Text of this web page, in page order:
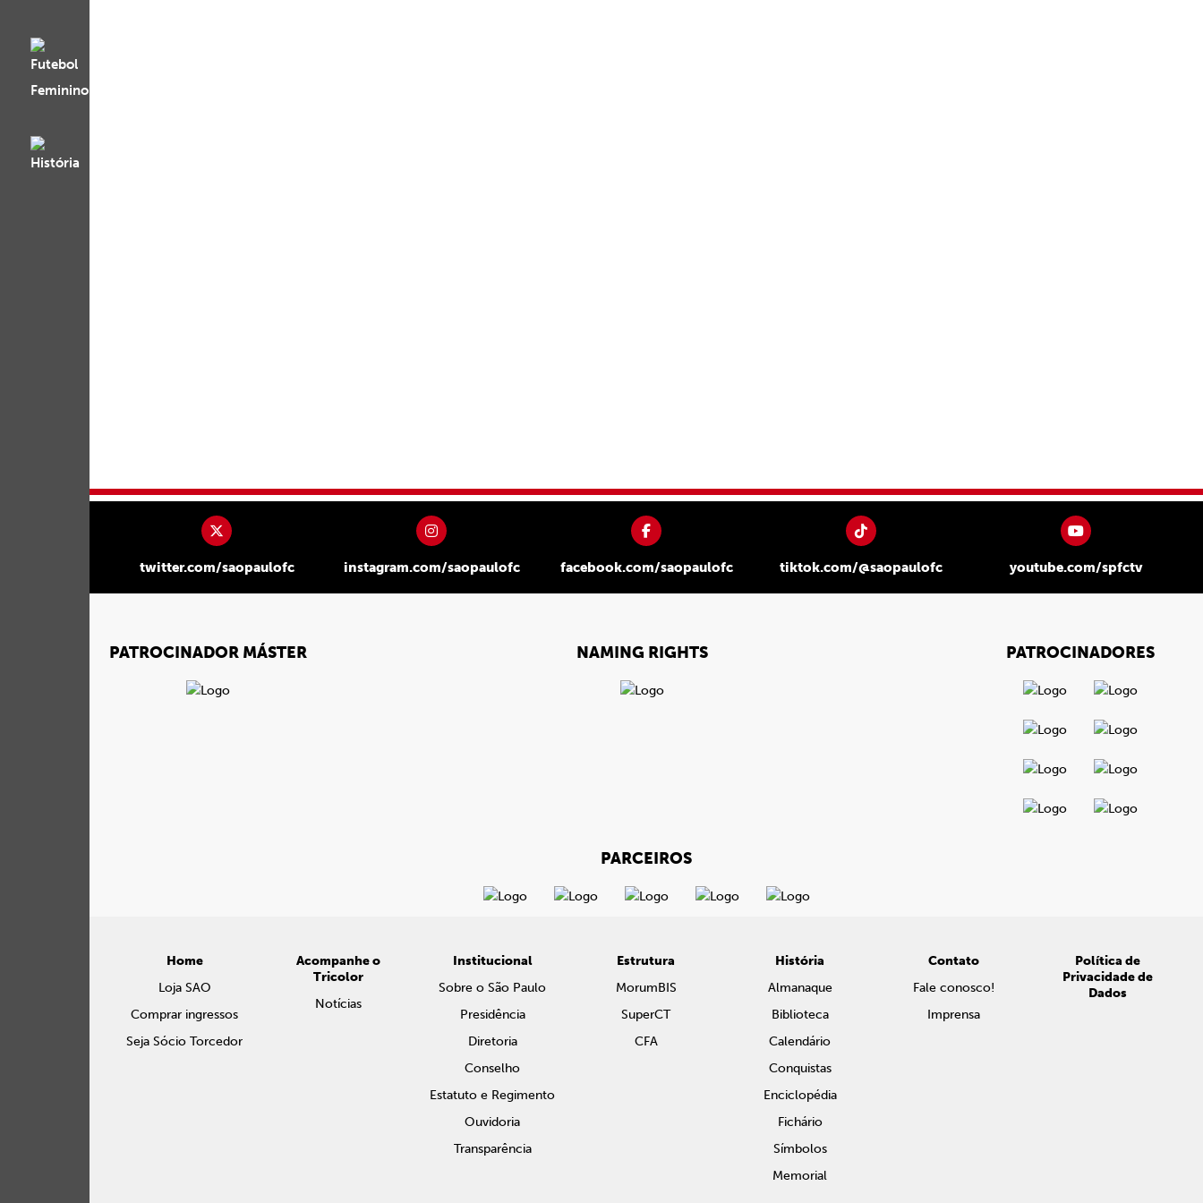
twitter.com/saopaulofc instagram.com/saopaulofc facebook.com/saopaulofc tiktok.com/@saopaulofc youtube.com/spfctv
PATROCINADOR MÁSTER NAMING RIGHTS PATROCINADORES
PARCEIROS
Home
Loja SAO
Comprar ingressos
Seja Sócio Torcedor
Acompanhe o
Tricolor
Notícias
Institucional
Sobre o São Paulo
Presidência
Diretoria
Conselho
Estatuto e Regimento
Ouvidoria
Transparência
Estrutura
MorumBIS
SuperCT
CFA
História
Almanaque
Biblioteca
Calendário
Conquistas
Enciclopédia
Fichário
Símbolos
Memorial
Contato
Fale conosco!
Imprensa
Política de
Privacidade de
Dados